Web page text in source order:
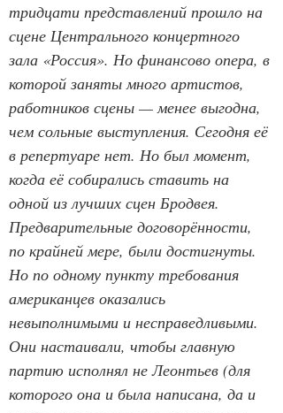
тридцати представлений прошло на
сцене Центрального концертного
зала «Россия». Но финансово опера, в
которой заняты много артистов,
работников сцены — менее выгодна,
чем сольные выступления. Сегодня её
в репертуаре нет. Но был момент,
когда её собирались ставить на
одной из лучших сцен Бродвея.
Предварительные договорённости,
по крайней мере, были достигнуты.
Но по одному пункту требования
американцев оказались
невыполнимыми и несправедливыми.
Они настаивали, чтобы главную
партию исполнял не Леонтьев (для
которого она и была написана, да и